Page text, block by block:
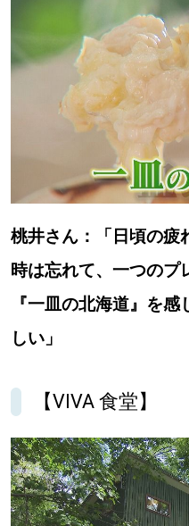
桃井さん：「日頃の疲
時は忘れて、一つのプ
『一皿の北海道』を
しい」
【VIVA 食堂】